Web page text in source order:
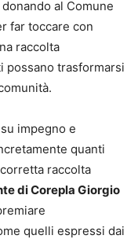
al Comune
far toccare con
raccolta
possano trasformarsi
impegno e
quanti
raccolta
di Corepla Giorgio
quelli espressi dai